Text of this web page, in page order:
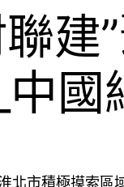
聯
國
北市積極摸索區